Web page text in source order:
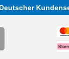
Deutscher